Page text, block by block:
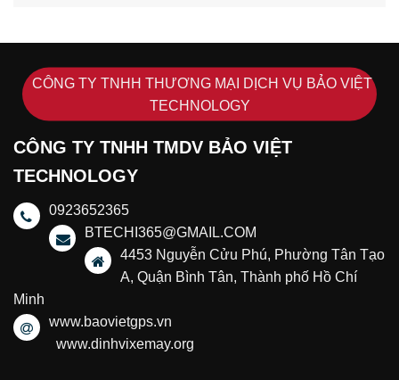
CÔNG TY TNHH THƯƠNG MẠI DỊCH VỤ BẢO VIỆT
TECHNOLOGY
CÔNG TY TNHH TMDV BẢO VIỆT
TECHNOLOGY
0923652365
BTECHI365@GMAIL.COM
4453 Nguyễn Cửu Phú, Phường Tân Tạo
A, Quận Bình Tân, Thành phố Hồ Chí
Minh
www.baovietgps.vn
www.dinhvixemay.org